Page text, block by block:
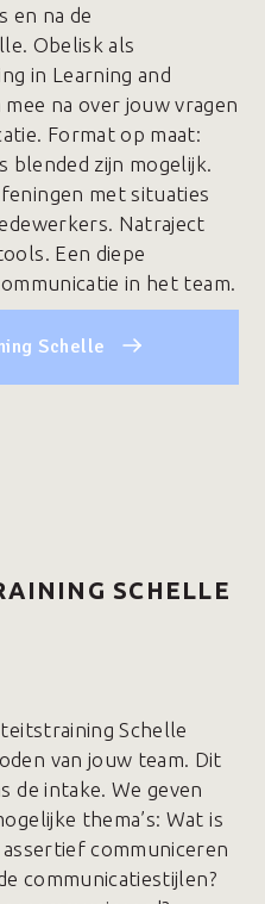
en na de
Obelisk als
in Learning and
na over jouw vragen
Format op maat:
blended zijn mogelijk.
met situaties
Natraject
Een diepe
in het team.
Schelle
SCHELLE
Schelle
van jouw team. Dit
de intake. We geven
thema’s: Wat is
communiceren
communicatiestijlen?